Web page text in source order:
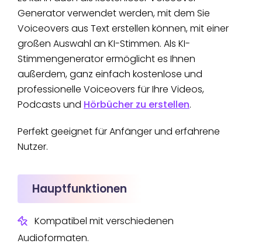
Generator verwendet werden, mit dem Sie
Voiceovers aus Text erstellen können, mit einer
großen Auswahl an KI-Stimmen. Als KI-
Stimmengenerator ermöglicht es Ihnen
außerdem, ganz einfach kostenlose und
professionelle Voiceovers für Ihre Videos,
Podcasts und Hörbücher zu erstellen.
Perfekt geeignet für Anfänger und erfahrene
Nutzer.
Hauptfunktionen
Kompatibel mit verschiedenen
Audioformaten.